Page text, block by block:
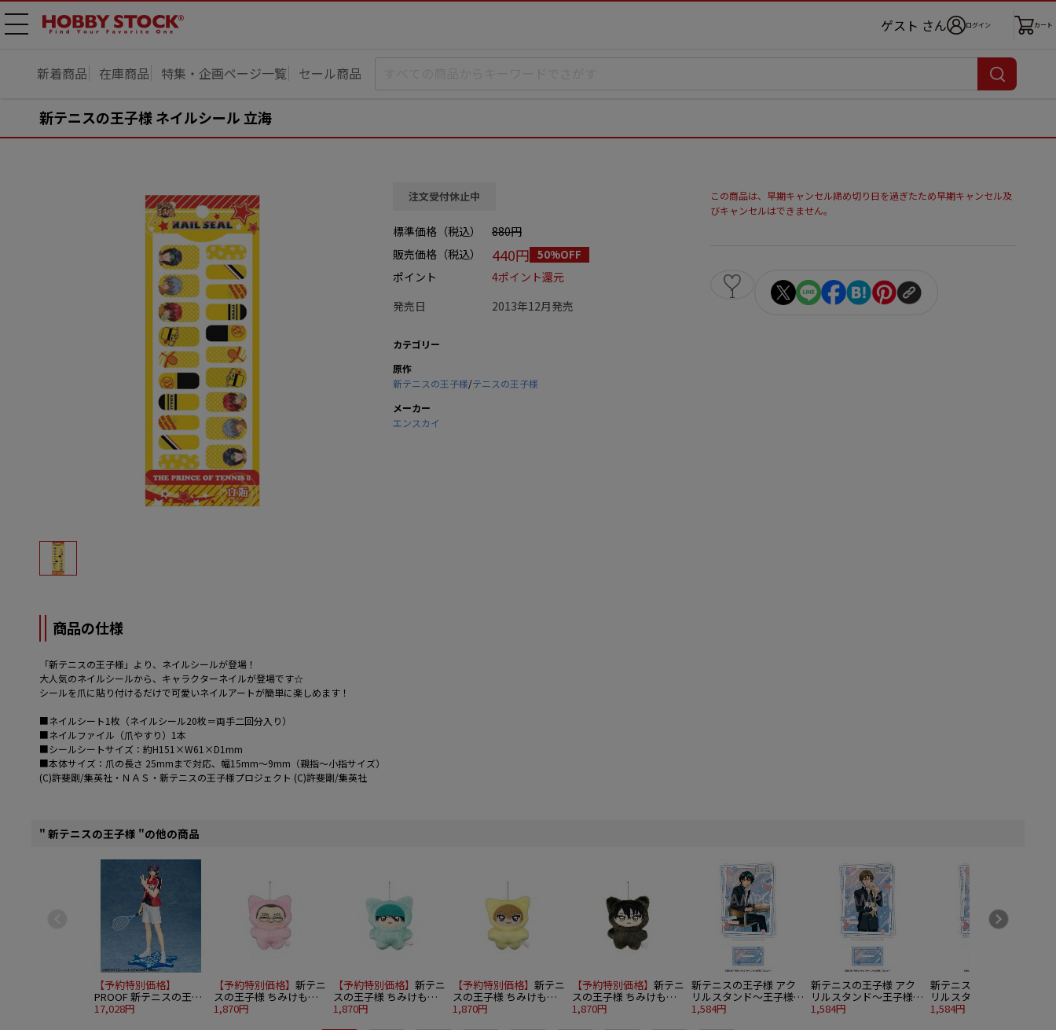
メニ
ゲスト さん ログイン カート
新着商品 在庫商品 特集・企画ページ一覧 セール商品
新テニスの王子様 ネイルシール 立海
注文受付休止中
標準価格（税込）
880円
販売価格（税込）
440円 50%OFF
ポイント
4ポイント還元
発売日
2013年12月発売
カテゴリー
原作
新テニスの王子様/テニスの王子様
メーカー
エンスカイ
この商品は、早期キャンセル締め切り日を過ぎたため早期キャンセル及
びキャンセルはできません。
1
商品の仕様
「新テニスの王子様」より、ネイルシールが登場！
大人気のネイルシールから、キャラクターネイルが登場です☆
シールを爪に貼り付けるだけで可愛いネイルアートが簡単に楽しめます！
■ネイルシート1枚（ネイルシール20枚＝両手二回分入り）
■ネイルファイル（爪やすり）1本
■シールシートサイズ：約H151×W61×D1mm
■本体サイズ：爪の長さ 25mmまで対応、幅15mm～9mm（親指～小指サイズ）
(C)許斐剛/集英社・ＮＡＳ・新テニスの王子様プロジェクト (C)許斐剛/集英社
" 新テニスの王子様 "の他の商品
【予約特別価格】
PROOF 新テニスの王子
様 1/8 跡部景吾
17,028円
【予約特別価格】 新テニ
スの王子様 ちみけもま
すこっと 四天宝寺 3.金
1,870円
【予約特別価格】 新テニ
スの王子様 ちみけもま
すこっと 四天宝寺 4.一
1,870円
【予約特別価格】 新テニ
スの王子様 ちみけもま
すこっと 四天宝寺 5.忍
1,870円
【予約特別価格】 新テニ
スの王子様 ちみけもま
すこっと 四天宝寺 6.財
1,870円
新テニスの王子様 アク
リルスタンド～王子様達
の学園生活～ 1.越前リョ
1,584円
新テニスの王子様 アク
リルスタンド～王子様達
の学園生活～ 2.手塚国光
1,584円
新テニスの王子様 アク
リルスタンド～王子様達
の学園生活～ 3.不二周助
1,584円